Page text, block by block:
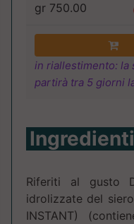
gr 750.00
in riallestimento: la
partirà tra 5 giorni
Ingredienti
Riferiti al gusto
idrolizzate del
INSTANT)